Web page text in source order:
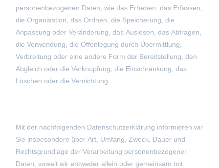
personenbezogenen Daten, wie das Erheben, das Erfassen,
die Organisation, das Ordnen, die Speicherung, die
Anpassung oder Veränderung, das Auslesen, das Abfragen,
die Verwendung, die Offenlegung durch Übermittlung,
Verbreitung oder eine andere Form der Bereitstellung, den
Abgleich oder die Verknüpfung, die Einschränkung, das
Löschen oder die Vernichtung.
Mit der nachfolgenden Datenschutzerklärung informieren wir
Sie insbesondere über Art, Umfang, Zweck, Dauer und
Rechtsgrundlage der Verarbeitung personenbezogener
Daten, soweit wir entweder allein oder gemeinsam mit